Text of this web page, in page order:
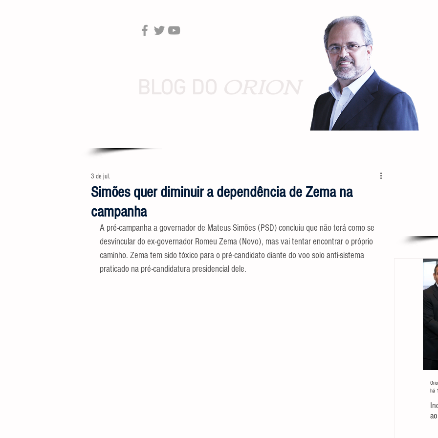
Simões quer diminuir a dependência de Zema na
campanha
3 de jul.
A pré-campanha a governador de Mateus Simões (PSD) concluiu que não terá como se
desvincular do ex-governador Romeu Zema (Novo), mas vai tentar encontrar o próprio
caminho. Zema tem sido tóxico para o pré-candidato diante do voo solo anti-sistema
praticado na pré-candidatura presidencial dele.
há